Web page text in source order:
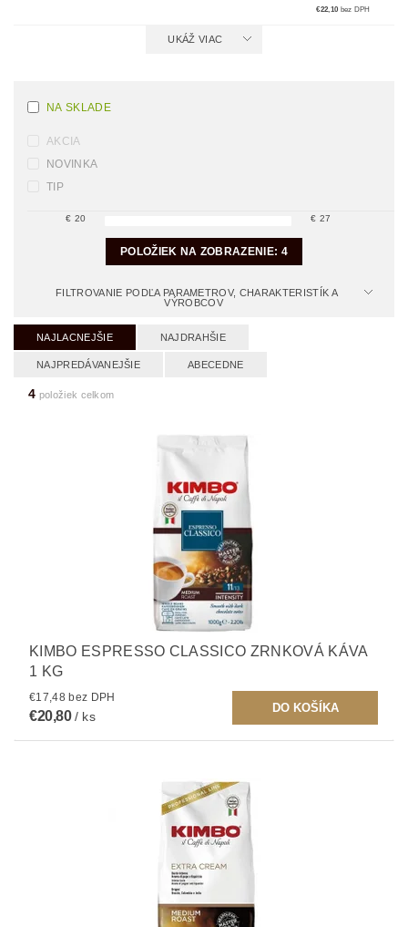
€22,10 bez DPH
UKÁŽ VIAC
NA SKLADE
AKCIA
NOVINKA
TIP
€ 20 € 27
POLOŽIEK NA ZOBRAZENIE: 4
FILTROVANIE PODĽA PARAMETROV, CHARAKTERISTÍK A
VÝROBCOV
NAJLACNEJŠIE NAJDRAHŠIE
NAJPREDÁVANEJŠIE ABECEDNE
4 položiek celkom
KIMBO ESPRESSO CLASSICO ZRNKOVÁ KÁVA
1 KG
€17,48 bez DPH
€20,80/ ks